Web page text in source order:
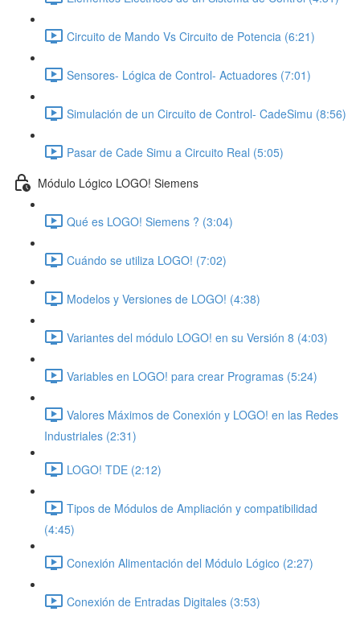
Circuito de Mando Vs Circuito de Potencia (6:21)
Sensores- Lógica de Control- Actuadores (7:01)
Simulación de un Circuito de Control- CadeSimu (8:56)
Pasar de Cade Simu a Circuito Real (5:05)
Módulo Lógico LOGO! Siemens
Qué es LOGO! Siemens ? (3:04)
Cuándo se utiliza LOGO! (7:02)
Modelos y Versiones de LOGO! (4:38)
Variantes del módulo LOGO! en su Versión 8 (4:03)
Variables en LOGO! para crear Programas (5:24)
Valores Máximos de Conexión y LOGO! en las Redes
Industriales (2:31)
LOGO! TDE (2:12)
Tipos de Módulos de Ampliación y compatibilidad
(4:45)
Conexión Alimentación del Módulo Lógico (2:27)
Conexión de Entradas Digitales (3:53)